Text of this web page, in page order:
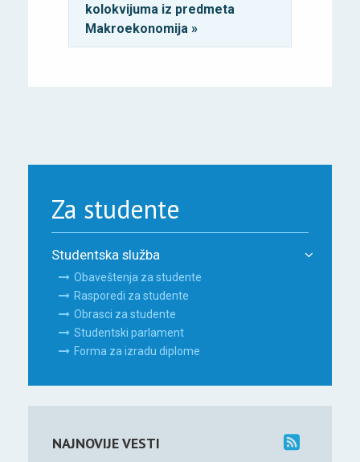
kolokvijuma iz predmeta
Makroekonomija »
Za studente
Studentska služba
Obaveštenja za studente
Rasporedi za studente
Obrasci za studente
Studentski parlament
Forma za izradu diplome
NAJNOVIJE VESTI